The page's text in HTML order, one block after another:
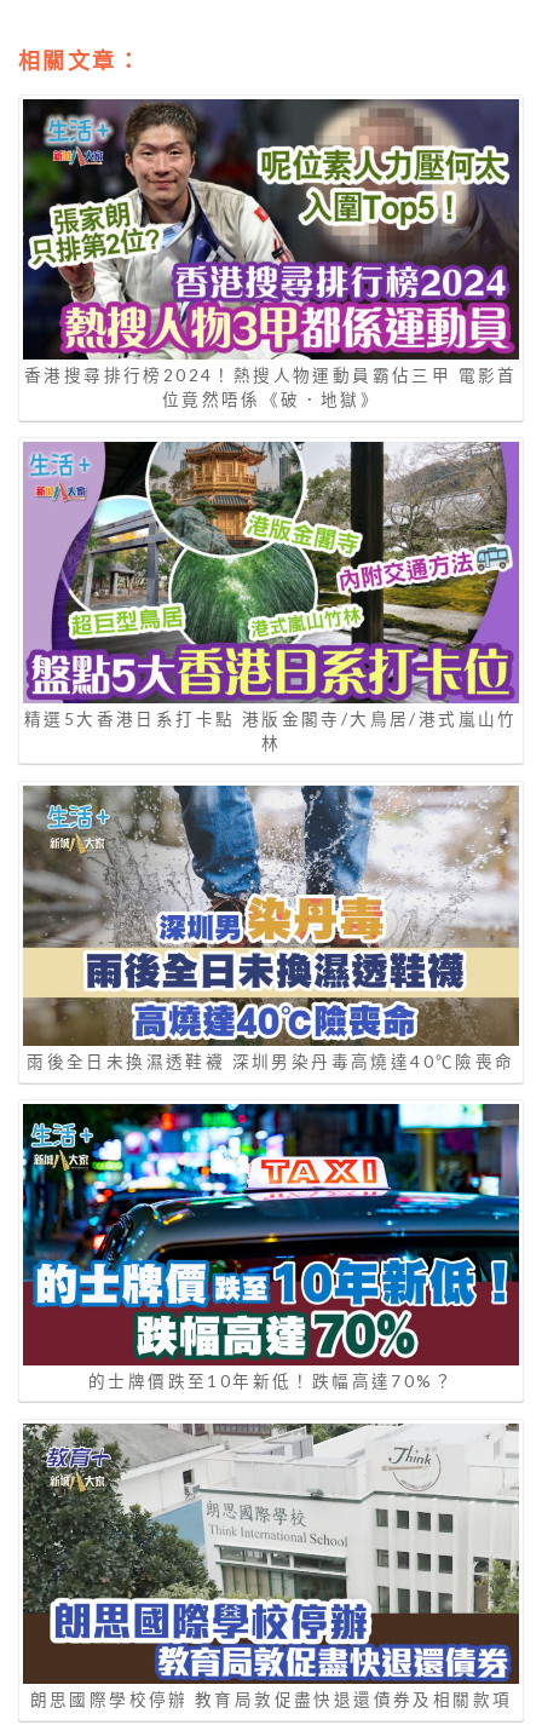
相關文章：
香港搜尋排行榜2024！熱搜人物運動員霸佔三甲 電影首
位竟然唔係《破．地獄》
精選5大香港日系打卡點 港版金閣寺/大鳥居/港式嵐山竹
林
雨後全日未換濕透鞋襪 深圳男染丹毒高燒達40℃險喪命
的士牌價跌至10年新低！跌幅高達70%？
朗思國際學校停辦 教育局敦促盡快退還債券及相關款項